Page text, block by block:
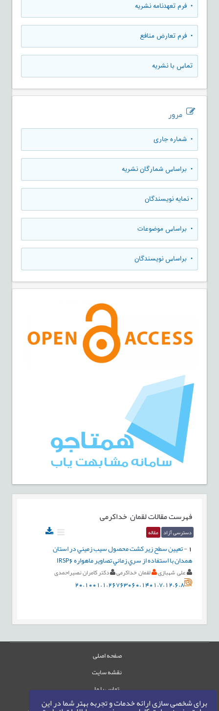
برای شخصی سازی ارائه خدمات و تجربه بهتر شما در این
• فرم تعهدنامه نشریه
• فرم تعارض منافع
تماس با نشریه
مرور
• شماره جاری
• براساس شمارگان نشریه
•نمایه نویسندگان
• براساس موضوعات
• براساس نویسندگان
فهرست مقالاتلقمان خداکرمی
دسترسی آزاد مقاله
-تعيين سطح زير كشت محصول سيب زميني در استان
همدان با استفاده از سري زماني تصاوير ماهواره IRSP6
علی شهبازی لقمان خداکرمی دکتر کامران نصیراحمدی
20.1001.1.26763060.1401.7.12.6.8
صفحه اصلی
نقشه سایت
تماس با ما